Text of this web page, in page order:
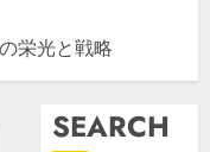
栄光と戦略
SEARCH